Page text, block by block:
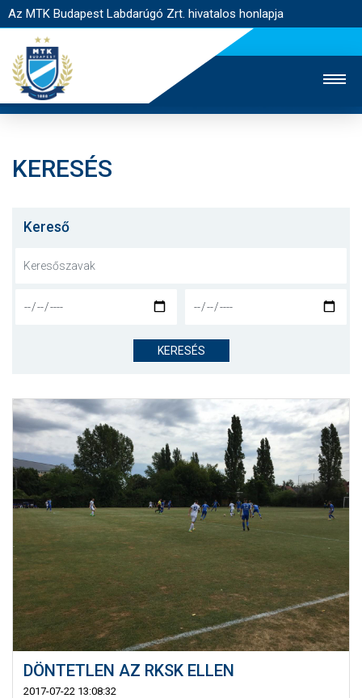
Az MTK Budapest Labdarúgó Zrt. hivatalos honlapja
JEGYÉRTÉKESÍTÉS
NYITÓLAP
CSAPATOK
KLUB
GALÉRIA
SZURKOLÓI ÉLMÉNYEK
AKKREDITÁCIÓ
KERESÉS
Kereső
KERESÉS
DÖNTETLEN AZ RKSK ELLEN
2017-07-22 13:08:32